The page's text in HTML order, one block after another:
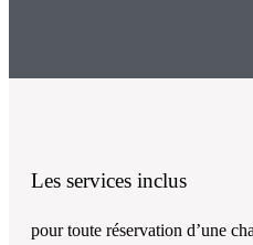
Les services inclus
pour toute réservation d’une